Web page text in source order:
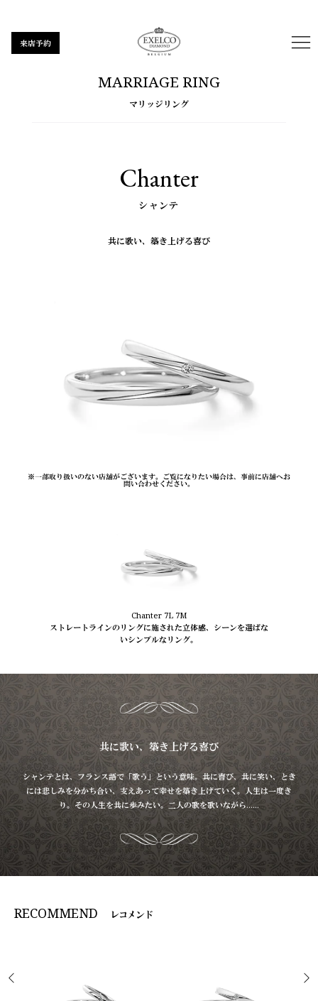
MARRIAGE RING
マリッジリング
Chanter
シャンテ
共に歌い、 築き上げる喜び
※一部取り扱いのない店舗がございます。ご覧になりたい場合は、事前に店舗へお
問い合わせください。
Chanter 7L 7M
ストレートラインのリングに施された立体感、シーンを選ばな
いシンプルなリング。
共に歌い、築き上げる喜び
シャンテとは、フランス語で「歌う」という意味。 共に喜び、共に笑い、とき
には悲しみを分かち合い、 支えあって幸せを築き上げていく。 人生は一度き
り。その人生を共に歩みたい。二人の歌を歌いながら......
RECOMMEND レコメンド
来店予約